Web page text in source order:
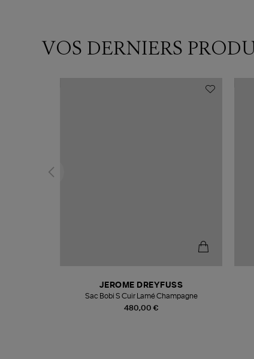
VOS DERNIERS
480,00 €
JEROME DREYFUSS
Sac Bobi S Cuir Lamé Champagne